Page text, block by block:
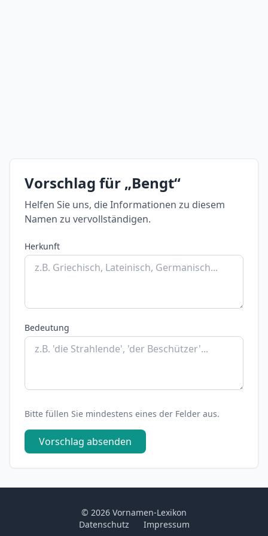
Vorschlag für „Bengt“
Helfen Sie uns, die Informationen zu diesem
Namen zu vervollständigen.
Herkunft
Bedeutung
Bitte füllen Sie mindestens eines der Felder aus.
Vorschlag absenden
© 2026 Vornamen-Lexikon
Datenschutz
Impressum